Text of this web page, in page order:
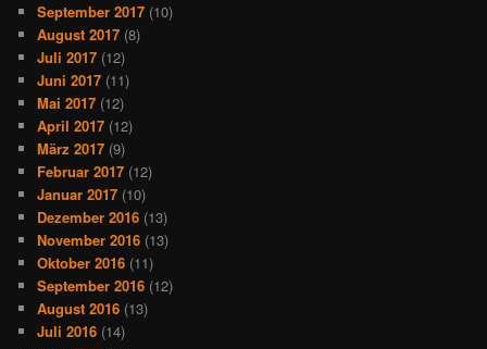
September 2017 (10)
August 2017 (8)
Juli 2017 (12)
Juni 2017 (11)
Mai 2017 (12)
April 2017 (12)
März 2017 (9)
Februar 2017 (12)
Januar 2017 (10)
Dezember 2016 (13)
November 2016 (13)
Oktober 2016 (11)
September 2016 (12)
August 2016 (13)
Juli 2016 (14)